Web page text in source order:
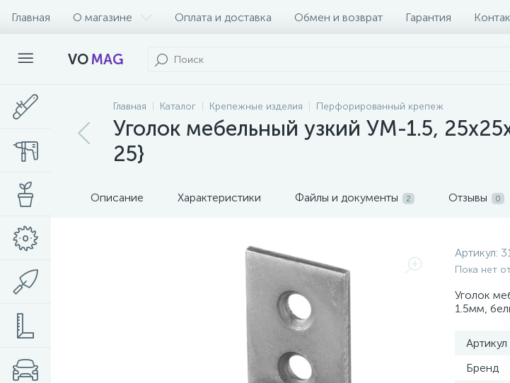
Главная О магазине Оплата и доставка Обмен и возврат Гарантия
VOMAG
Главная Каталог Крепежные изделия Перфорированный крепеж
Уголок мебельный узкий УМ-1.5,
25}
Описание Характеристики Файлы и документы 2 Отзывы 0
Артикул:
Пока нет
Уголок
1.5мм,
Артикул
Бренд